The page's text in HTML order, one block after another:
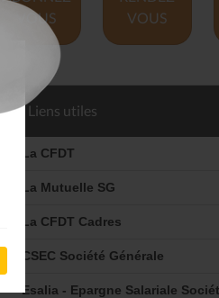
VOUS
VOUS
Liens utiles
La CFDT
La Mutuelle SG
La CFDT Cadres
CSEC Société Générale
Esalia - Epargne Salariale